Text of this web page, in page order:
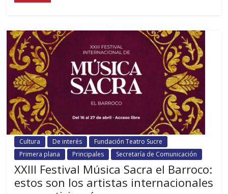
Cultura De interés
Fundación Teatro Sucre
Primera plana
Principales Secretaría de Comunicación
XXIII Festival Música Sacra el Barroco:
estos son los artistas internacionales